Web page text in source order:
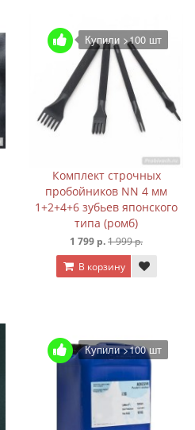
Купили >100 шт
Комплект строчных
пробойников NN 4 мм
1+2+4+6 зубьев японского
типа (ромб)
1 799 р.1 999 р.
В корзину
Купили >100 шт